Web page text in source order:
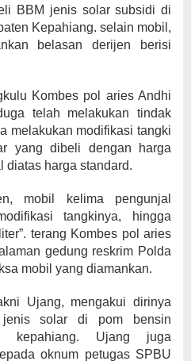
BBM jenis solar subsidi di
Kepahiang. selain mobil,
belasan derijen berisi
Kombes pol aries Andhi
telah melakukan tindak
melakukan modifikasi tangki
yang dibeli dengan harga
diatas harga standard.
mobil kelima pengunjal
tangkinya, hingga
terang Kombes pol aries
gedung reskrim Polda
mobil yang diamankan.
Ujang, mengakui dirinya
solar di pom bensin
kepahiang. Ujang juga
oknum petugas SPBU